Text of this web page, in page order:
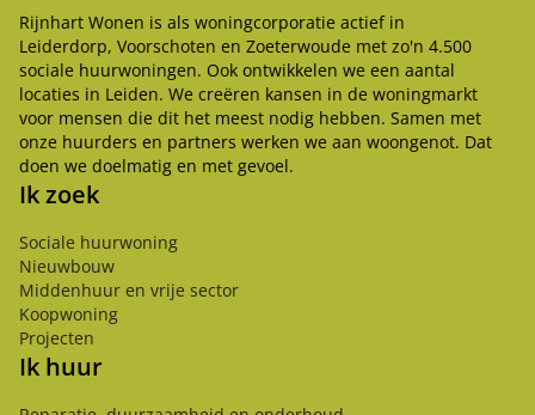
Rijnhart Wonen is als woningcorporatie actief in
Leiderdorp, Voorschoten en Zoeterwoude met zo'n 4.500
sociale huurwoningen. Ook ontwikkelen we een aantal
locaties in Leiden. We creëren kansen in de woningmarkt
voor mensen die dit het meest nodig hebben. Samen met
onze huurders en partners werken we aan woongenot. Dat
doen we doelmatig en met gevoel.
Ik zoek
Sociale huurwoning
Nieuwbouw
Middenhuur en vrije sector
Koopwoning
Projecten
Ik huur